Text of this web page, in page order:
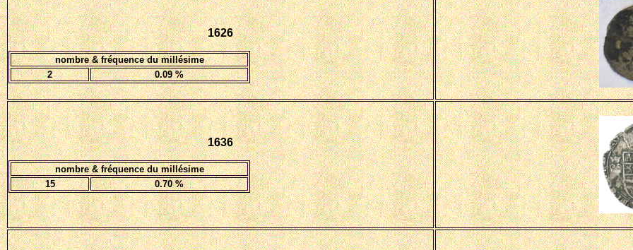
1626
nombre & fréquence du millésime
2
0.09 %
1636
nombre & fréquence du millésime
15
0.70 %